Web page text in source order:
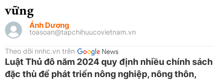
vững
Ánh Dương
toasoan@tapchihuucovietnam.vn
Theo dõi nnhc.vn trên
Luật Thủ đô năm 2024 quy định nhiều chính sách
đặc thù để phát triển nông nghiệp, nông thôn,